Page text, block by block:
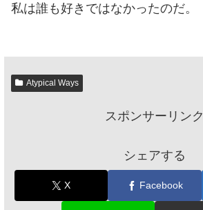
私は誰も好きではなかったのだ。
Atypical Ways
スポンサーリンク
シェアする
X Facebook